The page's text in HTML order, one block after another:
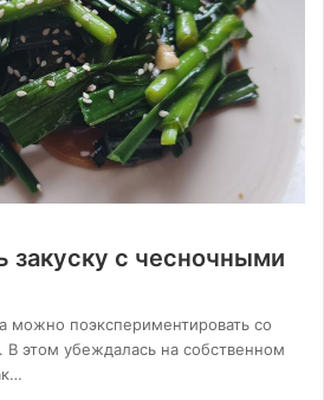
закуску с чесночными
можно поэкспериментировать со
В этом убеждалась на собственном